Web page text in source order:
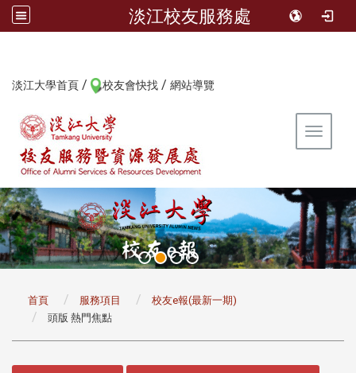
淡江校友服務處
淡江大學首頁 / 校友會快找 / 網站導覽
Toggle
首頁 服務項目
校友e報(最新一期)
頭版 熱門焦點